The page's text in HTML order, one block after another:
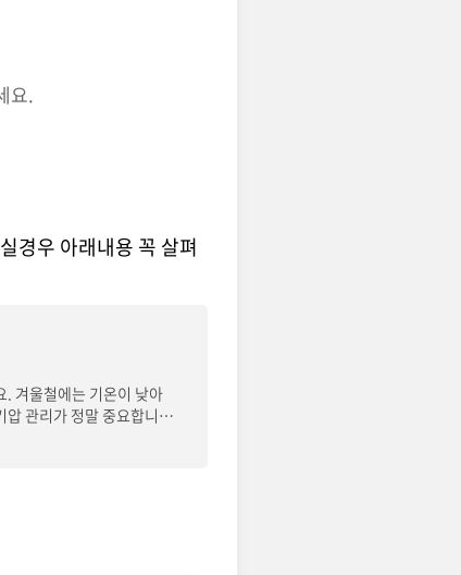
요.
경우 아래내용 꼭 살펴
. 겨울철에는 기온이 낮아
관리가 정말 중요합니